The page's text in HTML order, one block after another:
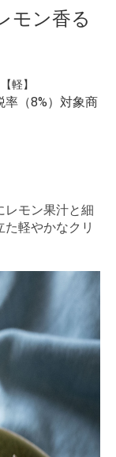
モン香る
軽】
率（8%）対象商
レモン果汁と細
軽やかなクリ